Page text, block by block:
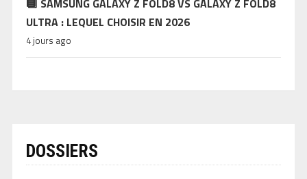
SAMSUNG GALAXY Z FOLD8 VS GALAXY Z FOLD8
ULTRA : LEQUEL CHOISIR EN 2026
4 jours ago
DOSSIERS